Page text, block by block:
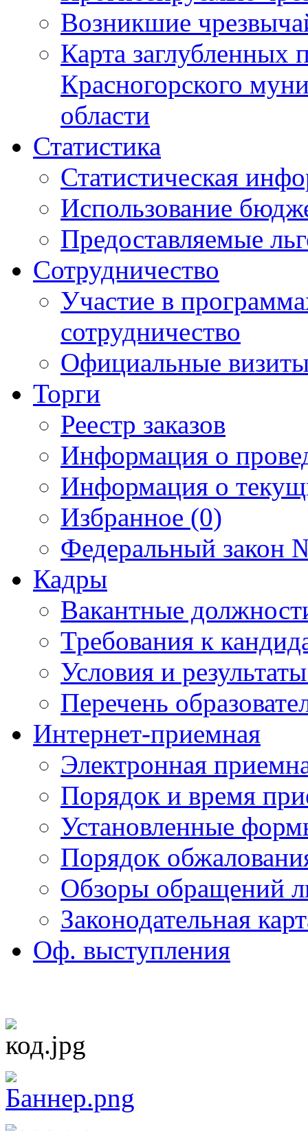
Возникшие
Карта
Красногорского
области
Статистика
Статистическая
Использование
Предоставляемые
Сотрудничество
Участие в
сотрудничество
Официальные
Торги
Реестр заказов
Информация о
Информация о
Избранное (0)
Федеральный закон
Кадры
Вакантные
Требования к
Условия и
Перечень
Интернет-приемная
Электронная
Порядок и время
Установленные
Порядок
Обзоры обращений
Законодательная
Оф. выступления